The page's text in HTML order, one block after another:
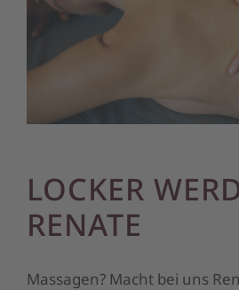
LOCKER
RENATE
Massagen? Macht bei uns